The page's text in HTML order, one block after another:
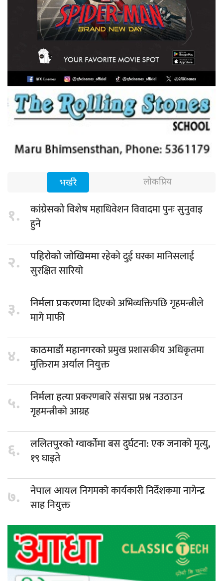
भर्खरै लोकप्रिय
१. कांग्रेसको विशेषमहाधिवेशन विवादमा पुनः सुनुवाइ
हुने
२. पहिरोको जोखिममारहेको दुई घरका मानिसलाई
सुरक्षित सारियो
३. निर्मला प्रकरणमादिएको अभिव्यक्तिपछि गृहमन्त्रीले
मागे माफी
४. काठमाडौं महानगरकोप्रमुख प्रशासकीय अधिकृतमा
मुक्तिराम अर्याल नियुक्त
५. निर्मला हत्याप्रकरणबारे संसद्मा प्रश्न नउठाउन
गृहमन्त्रीको आग्रह
६. ललितपुरको ग्वार्कोमाबस दुर्घटना: एक जनाकाे मृत्यु,
१९ घाइते
७. नेपाल आयलनिगमको कार्यकारी निर्देशकमा नागेन्द्र
साह नियुक्त